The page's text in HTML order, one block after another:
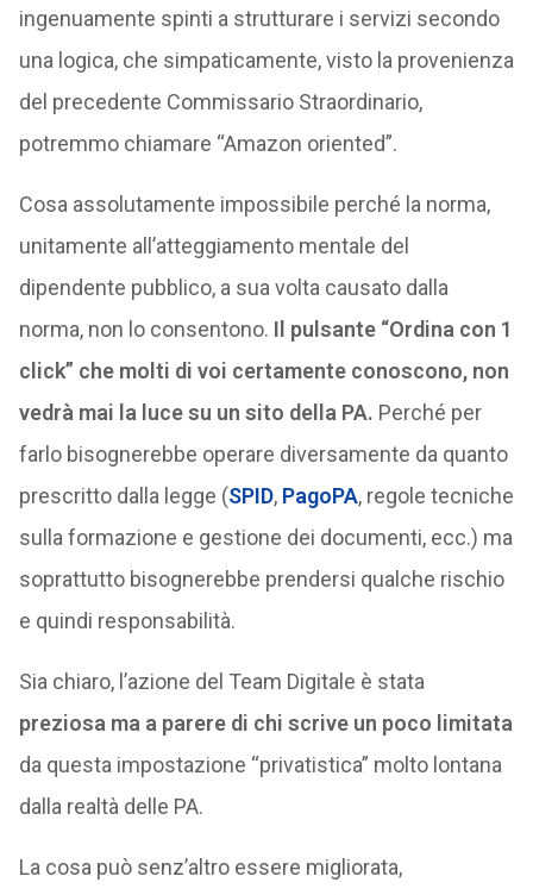
ingenuamente spinti a strutturare i servizi secondo
una logica, che simpaticamente, visto la provenienza
del precedente Commissario Straordinario,
potremmo chiamare “Amazon oriented”.
Cosa assolutamente impossibile perché la norma,
unitamente all’atteggiamento mentale del
dipendente pubblico, a sua volta causato dalla
norma, non lo consentono. Il pulsante “Ordina con 1
click” che molti di voi certamente conoscono, non
vedrà mai la luce su un sito della PA. Perché per
farlo bisognerebbe operare diversamente da quanto
prescritto dalla legge (SPID, PagoPA, regole tecniche
sulla formazione e gestione dei documenti, ecc.) ma
soprattutto bisognerebbe prendersi qualche rischio
e quindi responsabilità.
Sia chiaro, l’azione del Team Digitale è stata
preziosa ma a parere di chi scrive un poco limitata
da questa impostazione “privatistica” molto lontana
dalla realtà delle PA.
La cosa può senz’altro essere migliorata,